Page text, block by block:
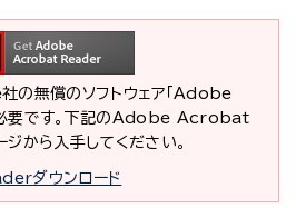
無償のソフトウェア「Adobe
です。下記のAdobe Acrobat
から入手してください。
ダウンロード